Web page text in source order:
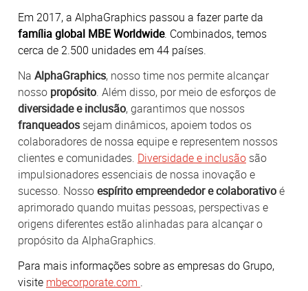
Em 2017, a AlphaGraphics passou a fazer parte da
família global MBE Worldwide. Combinados, temos
cerca de 2.500 unidades em 44 países.
Na AlphaGraphics, nosso time nos permite alcançar
nosso propósito. Além disso, por meio de esforços de
diversidade e inclusão, garantimos que nossos
franqueados sejam dinâmicos, apoiem todos os
colaboradores de nossa equipe e representem nossos
clientes e comunidades. Diversidade e inclusão são
impulsionadores essenciais de nossa inovação e
sucesso. Nossoespírito empreendedor e colaborativoé
aprimorado quando muitas pessoas, perspectivas e
origens diferentes estão alinhadas para alcançar o
propósito da AlphaGraphics.
Para mais informações sobre as empresas do Grupo,
visite mbecorporate.com .